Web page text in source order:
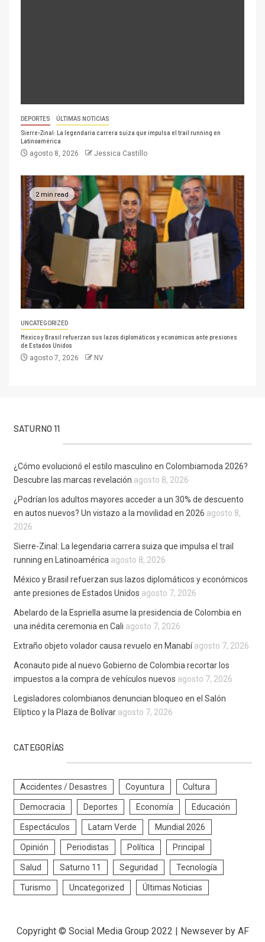
DEPORTES ÚLTIMAS NOTICIAS
Sierre-Zinal: La legendaria carrera suiza que impulsa el trail running en
Latinoamérica
agosto 8, 2026 Jessica Castillo
2 min read
UNCATEGORIZED
México y Brasil refuerzan sus lazos diplomáticos y económicos ante presiones
de Estados Unidos
agosto 7, 2026 NV
SATURNO 11
¿Cómo evolucionó el estilo masculino en Colombiamoda 2026?
Descubre las marcas revelación agosto 8, 2026
¿Podrían los adultos mayores acceder a un 30% de descuento
en autos nuevos? Un vistazo a la movilidad en 2026 agosto 8,
2026
Sierre-Zinal: La legendaria carrera suiza que impulsa el trail
running en Latinoamérica agosto 8, 2026
México y Brasil refuerzan sus lazos diplomáticos y económicos
ante presiones de Estados Unidos agosto 7, 2026
Abelardo de la Espriella asume la presidencia de Colombia en
una inédita ceremonia en Cali agosto 7, 2026
Extraño objeto volador causa revuelo en Manabí agosto 7, 2026
Aconauto pide al nuevo Gobierno de Colombia recortar los
impuestos a la compra de vehículos nuevos agosto 7, 2026
Legisladores colombianos denuncian bloqueo en el Salón
Elíptico y la Plaza de Bolívar agosto 7, 2026
CATEGORÍAS
Accidentes / Desastres Coyuntura Cultura
Democracia Deportes Economía Educación
Espectáculos Latam Verde Mundial 2026
Opinión Periodistas Política Principal
Salud Saturno 11 Seguridad Tecnología
Turismo Uncategorized Últimas Noticias
Copyright © Social Media Group 2022 Newseverby AF